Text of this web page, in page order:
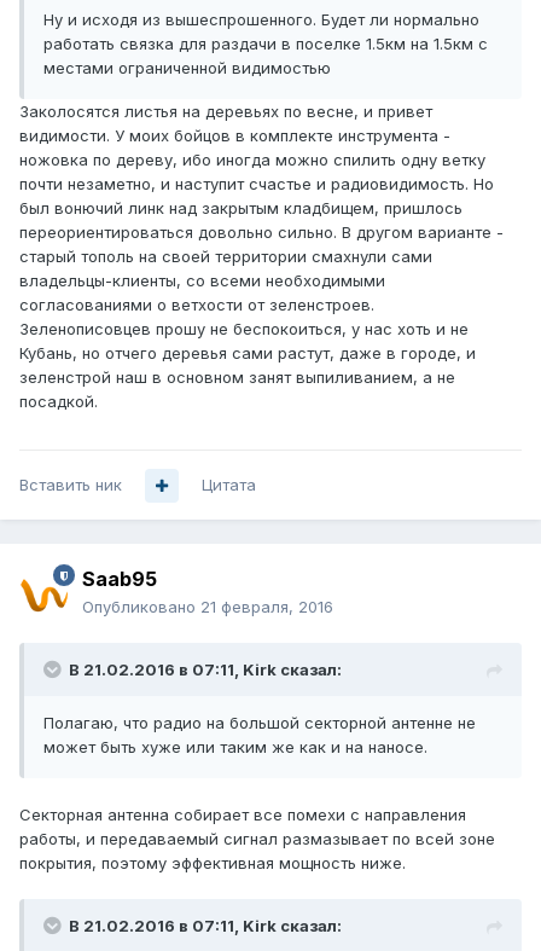
Ну и исходя из вышеспрошенного. Будет ли нормально
работать связка для раздачи в поселке 1.5км на 1.5км с
местами ограниченной видимостью
Заколосятся листья на деревьях по весне, и привет
видимости. У моих бойцов в комплекте инструмента -
ножовка по дереву, ибо иногда можно спилить одну ветку
почти незаметно, и наступит счастье и радиовидимость. Но
был вонючий линк над закрытым кладбищем, пришлось
переориентироваться довольно сильно. В другом варианте -
старый тополь на своей территории смахнули сами
владельцы-клиенты, со всеми необходимыми
согласованиями о ветхости от зеленстроев.
Зеленописовцев прошу не беспокоиться, у нас хоть и не
Кубань, но отчего деревья сами растут, даже в городе, и
зеленстрой наш в основном занят выпиливанием, а не
посадкой.
Вставить ник Цитата
Saab95
Опубликовано 21 февраля, 2016
В 21.02.2016 в 07:11, Kirk сказал:
Полагаю, что радио на большой секторной антенне не
может быть хуже или таким же как и на наносе.
Секторная антенна собирает все помехи с направления
работы, и передаваемый сигнал размазывает по всей зоне
покрытия, поэтому эффективная мощность ниже.
В 21.02.2016 в 07:11, Kirk сказал: